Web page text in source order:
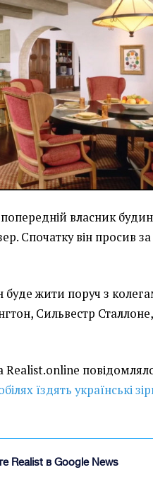
власник
Спочатку він просив
жити поруч з
Сильвестр
Realist.online
їздять українські
Realist в Google News